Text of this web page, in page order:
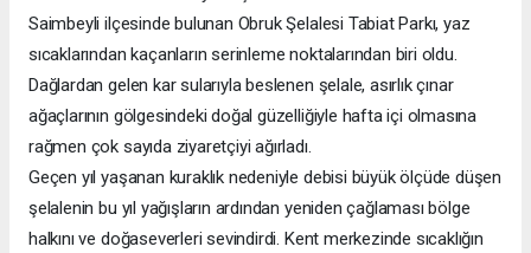
Saimbeyli ilçesinde bulunan Obruk Şelalesi Tabiat Parkı, yaz
sıcaklarından kaçanların serinleme noktalarından biri oldu.
Dağlardan gelen kar sularıyla beslenen şelale, asırlık çınar
ağaçlarının gölgesindeki doğal güzelliğiyle hafta içi olmasına
rağmen çok sayıda ziyaretçiyi ağırladı.
Geçen yıl yaşanan kuraklık nedeniyle debisi büyük ölçüde düşen
şelalenin bu yıl yağışların ardından yeniden çağlaması bölge
halkını ve doğaseverleri sevindirdi. Kent merkezinde sıcaklığın